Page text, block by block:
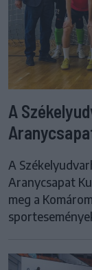
A
A
Aranycsapat
meg a